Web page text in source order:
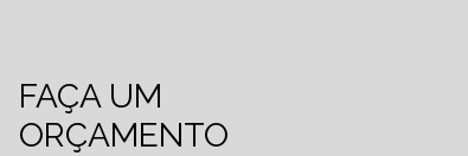
FAÇA UM
ORÇAMENTO